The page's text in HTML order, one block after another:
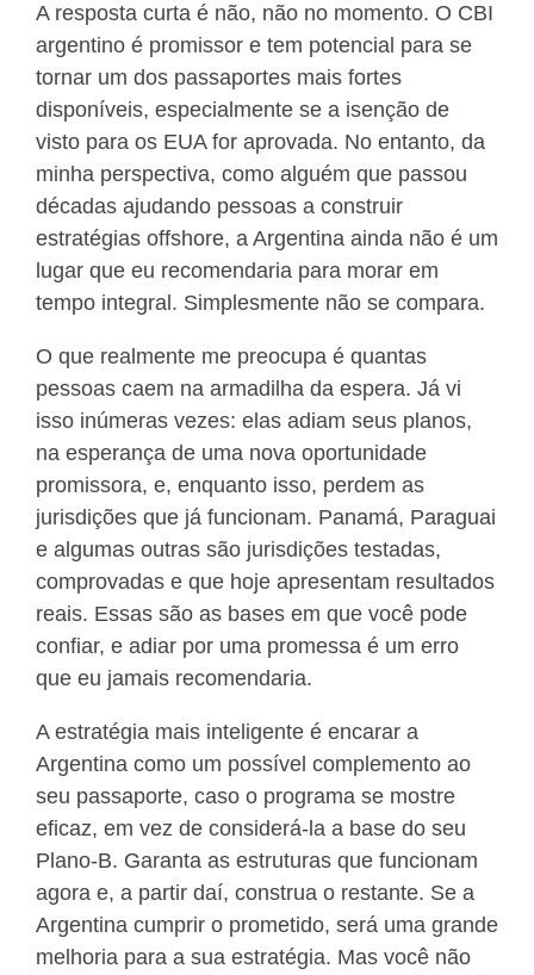
A resposta curta é não, não no momento. O CBI
argentino é promissor e tem potencial para se
tornar um dos passaportes mais fortes
disponíveis, especialmente se a isenção de
visto para os EUA for aprovada. No entanto, da
minha perspectiva, como alguém que passou
décadas ajudando pessoas a construir
estratégias offshore, a Argentina ainda não é um
lugar que eu recomendaria para morar em
tempo integral. Simplesmente não se compara.
O que realmente me preocupa é quantas
pessoas caem na armadilha da espera. Já vi
isso inúmeras vezes: elas adiam seus planos,
na esperança de uma nova oportunidade
promissora, e, enquanto isso, perdem as
jurisdições que já funcionam. Panamá, Paraguai
e algumas outras são jurisdições testadas,
comprovadas e que hoje apresentam resultados
reais. Essas são as bases em que você pode
confiar, e adiar por uma promessa é um erro
que eu jamais recomendaria.
A estratégia mais inteligente é encarar a
Argentina como um possível complemento ao
seu passaporte, caso o programa se mostre
eficaz, em vez de considerá-la a base do seu
Plano-B. Garanta as estruturas que funcionam
agora e, a partir daí, construa o restante. Se a
Argentina cumprir o prometido, será uma grande
melhoria para a sua estratégia. Mas você não